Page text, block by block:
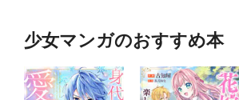
少女マンガのおすすめ本